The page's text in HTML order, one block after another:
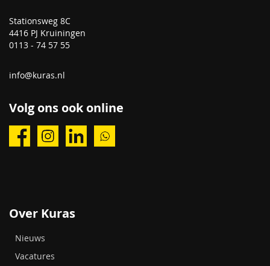
Stationsweg 8C
4416 PJ Kruiningen
0113 - 74 57 55
info@kuras.nl
Volg ons ook online
Over Kuras
Nieuws
Vacatures